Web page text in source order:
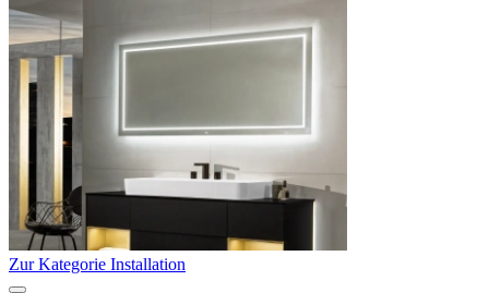
Zur Kategorie Installation